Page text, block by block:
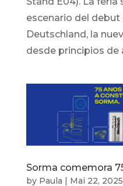
escenario del debut
Deutschland, la
desde principios de
Sorma comemora
by Paula | Mai 22, 2025